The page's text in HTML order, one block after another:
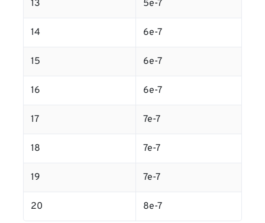
13 5e-7
14 6e-7
15 6e-7
16 6e-7
17 7e-7
18 7e-7
19 7e-7
20 8e-7